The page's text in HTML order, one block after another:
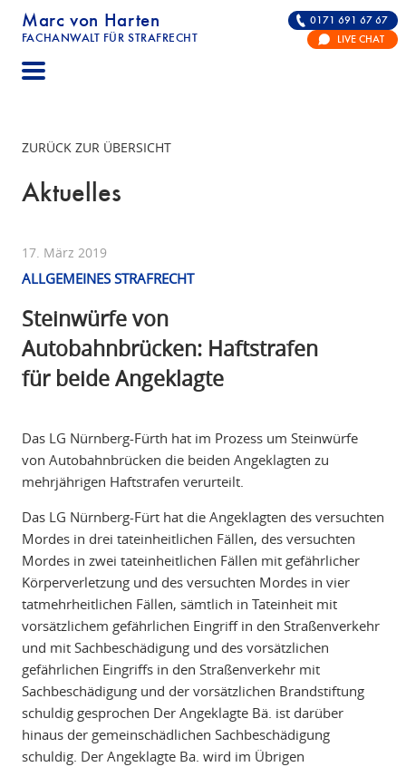
Marc von Harten
FACHANWALT FÜR STRAFRECHT
STRAFRECHT | RECHTSANWALT FÜR DIE
0171 691 67 67
LIVE CHAT
ZURÜCK ZUR ÜBERSICHT
Aktuelles
17. März 2019
ALLGEMEINES STRAFRECHT
Steinwürfe von
Autobahnbrücken: Haftstrafen
für beide Angeklagte
Das LG Nürnberg-Fürth hat im Prozess um Steinwürfe
von Autobahnbrücken die beiden Angeklagten zu
mehrjährigen Haftstrafen verurteilt.
Das LG Nürnberg-Fürt hat die Angeklagten des versuchten
Mordes in drei tateinheitlichen Fällen, des versuchten
Mordes in zwei tateinheitlichen Fällen mit gefährlicher
Körperverletzung und des versuchten Mordes in vier
tatmehrheitlichen Fällen, sämtlich in Tateinheit mit
vorsätzlichem gefährlichen Eingriff in den Straßenverkehr
und mit Sachbeschädigung und des vorsätzlichen
gefährlichen Eingriffs in den Straßenverkehr mit
Sachbeschädigung und der vorsätzlichen Brandstiftung
schuldig gesprochen Der Angeklagte Bä. ist darüber
hinaus der gemeinschädlichen Sachbeschädigung
schuldig. Der Angeklagte Ba. wird im Übrigen